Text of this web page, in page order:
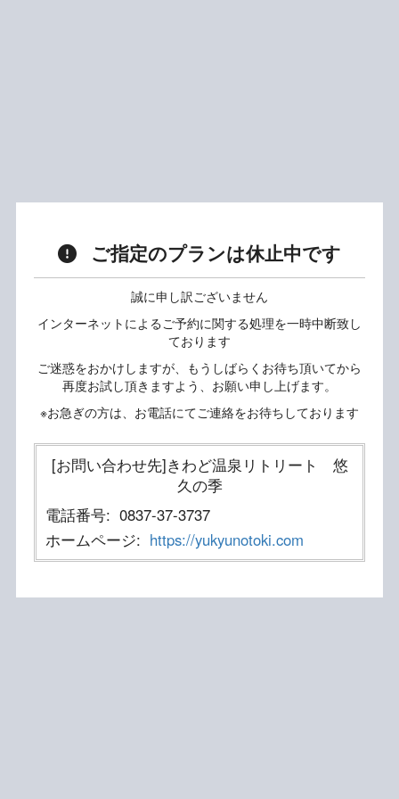
ご指定のプランは休止中です
誠に申し訳ございません
インターネットによるご予約に関する処理を一時中断致し
ております
ご迷惑をおかけしますが、もうしばらくお待ち頂いてから
再度お試し頂きますよう、お願い申し上げます。
※お急ぎの方は、お電話にてご連絡をお待ちしております
[お問い合わせ先]きわど温泉リトリート 悠
久の季
電話番号: 0837-37-3737
ホームページ: https://yukyunotoki.com